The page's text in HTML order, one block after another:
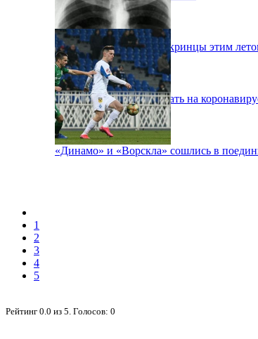
Куда поедут отдыхать укринцы этим
В Киеве будут тестировать на
«Динамо» и «Ворскла» сошлись в
1
2
3
4
5
Рейтинг 0.0 из 5 . Голосов: 0